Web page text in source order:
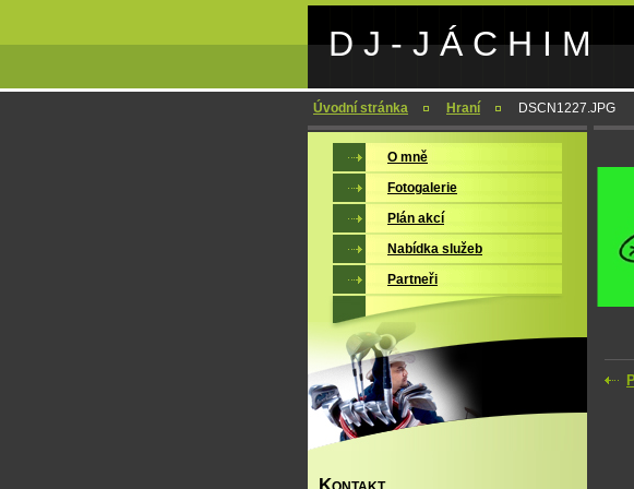
D J - J Á C H I M
Úvodní stránka Hraní DSCN1227.JPG
O mně
Fotogalerie
Plán akcí
Nabídka služeb
Partneři
K